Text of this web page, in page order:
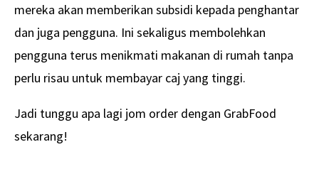
mereka akan memberikan subsidi kepada penghantar
dan juga pengguna. Ini sekaligus membolehkan
pengguna terus menikmati makanan di rumah tanpa
perlu risau untuk membayar caj yang tinggi.
Jadi tunggu apa lagi jom order dengan GrabFood
sekarang!